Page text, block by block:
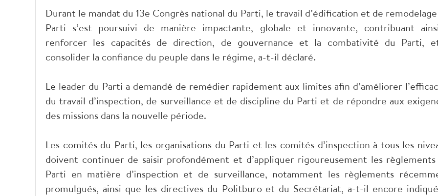
Durant le mandat du 13e Congrès national du Parti, le travail d’édification et de
Parti s’est poursuivi de manière impactante, globale et innovante, contribuant
renforcer les capacités de direction, de gouvernance et la combativité du Parti,
consolider la confiance du peuple dans le régime, a-t-il déclaré.
Le leader du Parti a demandé de remédier rapidement aux limites afin d’améliorer
du travail d’inspection, de surveillance et de discipline du Parti et de répondre aux
des missions dans la nouvelle période.
Les comités du Parti, les organisations du Parti et les comités d’inspection à tous les
doivent continuer de saisir profondément et d’appliquer rigoureusement les règlements
Parti en matière d’inspection et de surveillance, notamment les règlements
promulgués, ainsi que les directives du Politburo et du Secrétariat, a-t-il encore